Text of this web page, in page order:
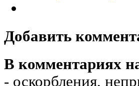
Добавить
В комментариях
- оскорбления,